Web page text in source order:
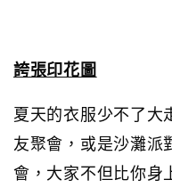
誇張印花圖
夏天的衣服少不了大
友聚會，或是沙灘派
會，大家不但比你身